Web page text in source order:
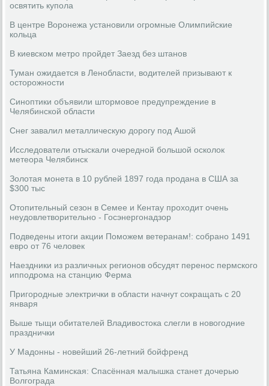
освятить купола
В центре Воронежа установили огромные Олимпийские
кольца
В киевском метро пройдет Заезд без штанов
Туман ожидается в Ленобласти, водителей призывают к
осторожности
Синоптики объявили штормовое предупреждение в
Челябинской области
Снег завалил металлическую дорогу под Ашой
Исследователи отыскали очередной большой осколок
метеора Челябинск
Золотая монета в 10 рублей 1897 года продана в США за
$300 тыс
Отопительный сезон в Семее и Кентау проходит очень
неудовлетворительно - Госэнергонадзор
Подведены итоги акции Поможем ветеранам!: собрано 1491
евро от 76 человек
Наездники из различных регионов обсудят перенос пермского
ипподрома на станцию Ферма
Пригородные электрички в области начнут сокращать с 20
января
Выше тыщи обитателей Владивостока слегли в новогодние
празднички
У Мадонны - новейший 26-летний бойфренд
Татьяна Каминская: Спасённая малышка станет дочерью
Волгограда